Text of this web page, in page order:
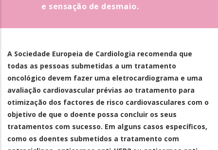
e sensação de desmaio.
A Sociedade Europeia de Cardiologia recomenda que
todas as pessoas submetidas a um tratamento
oncológico devem fazer uma eletrocardiograma e uma
avaliação cardiovascular prévias ao tratamento para
otimização dos factores de risco cardiovasculares com o
objetivo de que o doente possa concluir os seus
tratamentos com sucesso. Em alguns casos específicos,
como os doentes submetidos a tratamento com